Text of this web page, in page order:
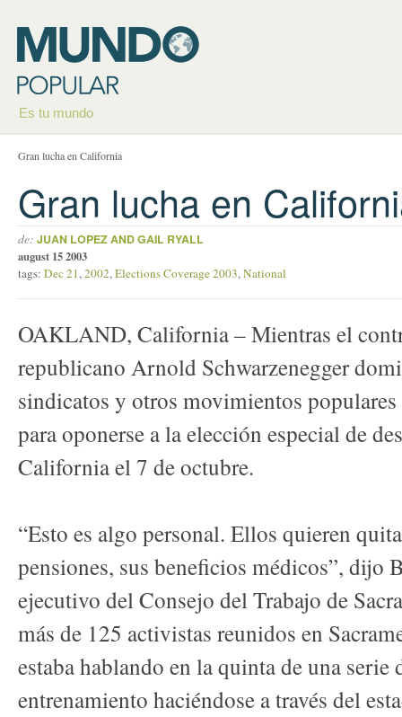
Es tu mundo
Gran lucha en California
Gran lucha en
de: JUAN LOPEZ AND GAIL RYALL
august 15 2003
tags: Dec 21,2002,Elections Coverage 2003,National
OAKLAND, California – Mientras el
republicano Arnold Schwarzenegger
sindicatos y otros movimientos populares
para oponerse a la elección especial de
California el 7 de octubre.
“Esto es algo personal. Ellos quieren
pensiones, sus beneficios médicos”, dijo
ejecutivo del Consejo del Trabajo de
más de 125 activistas reunidos en
estaba hablando en la quinta de una serie
entrenamiento haciéndose a través del